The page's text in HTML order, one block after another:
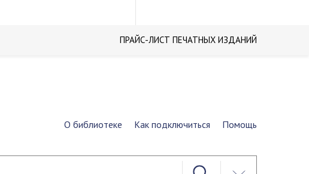
ПРАЙС-ЛИСТ ПЕЧАТНЫХ ИЗДАНИЙ
О библиотеке Как подключиться Помощь